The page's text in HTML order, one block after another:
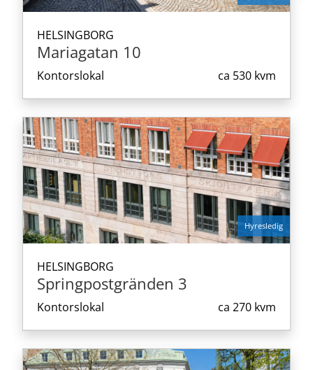
HELSINGBORG
Mariagatan 10
Kontorslokal ca 530 kvm
Hyresledig
HELSINGBORG
Springpostgränden 3
Kontorslokal ca 270 kvm